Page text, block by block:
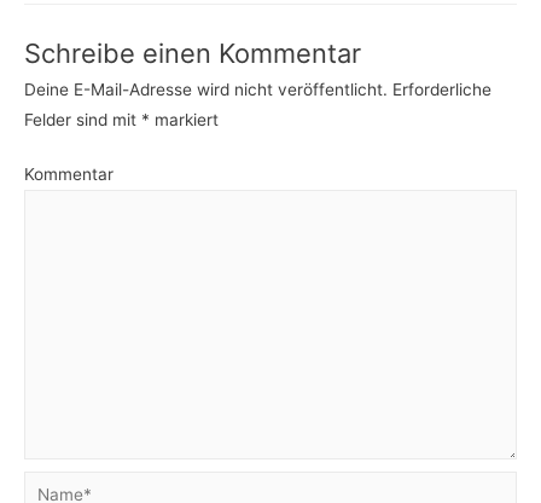
Schreibe einen Kommentar
Deine E-Mail-Adresse wird nicht veröffentlicht. Erforderliche
Felder sind mit * markiert
Kommentar
Name*